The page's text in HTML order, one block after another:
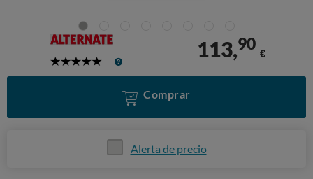
5
113,90
€
Comprar
Alerta de precio